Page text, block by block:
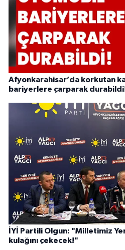
Afyonkarahisar’da korkutan
bariyerlere çarparak
İYİ Partili Olgun: "Milletimiz
kulağını çekecek!"